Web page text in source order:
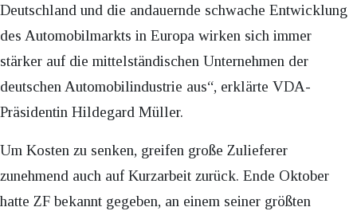
Deutschland und die andauernde schwache Entwicklung
des Automobilmarkts in Europa wirken sich immer
stärker auf die mittelständischen Unternehmen der
deutschen Automobilindustrie aus“, erklärte VDA-
Präsidentin Hildegard Müller.
Um Kosten zu senken, greifen große Zulieferer
zunehmend auch auf Kurzarbeit zurück. Ende Oktober
hatte ZF bekannt gegeben, an einem seiner größten